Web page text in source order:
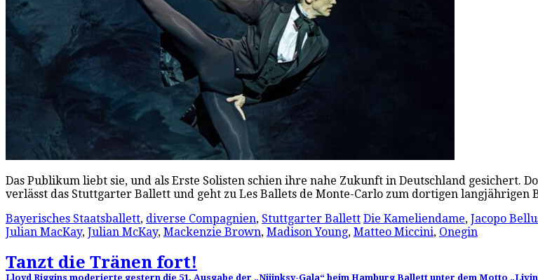
Das Publikum liebt sie, und als Erste Solisten schien ihre nahe Zukunft in Deutschland gesichert.
verlässt das Stuttgarter Ballett und geht zu Les Ballets de Monte-Carlo zum dortigen langjährigen
Bayerisches Staatsballett, diverse Compagnien, Stuttgarter Ballett Die Kameliendame, Jacopo
Julian MacKay, Julian McKay, Mackenzie Brown, Madison Young, Matteo Miccini, Onegin
Tanzt die Tränen fort!
Lloyd Riggins moderierte gestern die 51. Ausgabe der „Nijinksy-Gala“ beim Hamburg Ballett unter dem Motto